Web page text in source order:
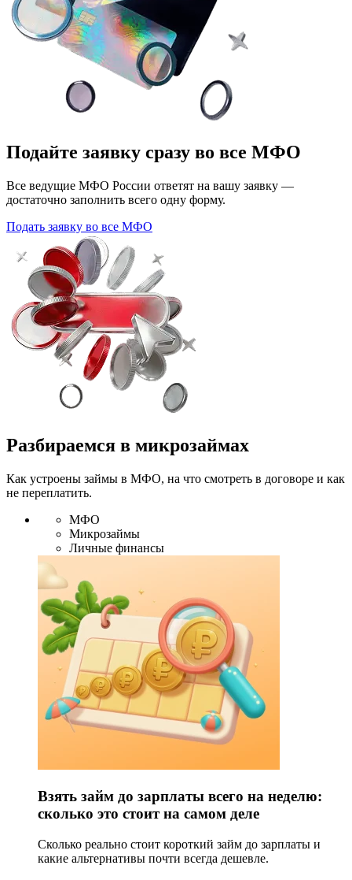
Подайте заявку сразу во все МФО
Все ведущие МФО России ответят на вашу заявку —
достаточно заполнить всего одну форму.
Подать заявку во все МФО
Разбираемся в микрозаймах
Как устроены займы в МФО, на что смотреть в договоре и как
не переплатить.
МФО
Микрозаймы
Личные финансы
Взять займ до зарплаты всего на неделю:
сколько это стоит на самом деле
Сколько реально стоит короткий займ до зарплаты и
какие альтернативы почти всегда дешевле.